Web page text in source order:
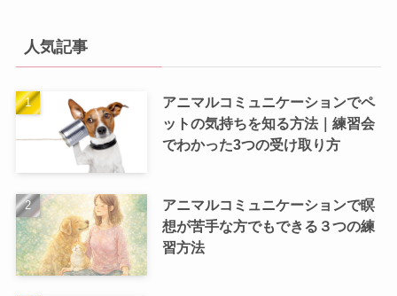
人気記事
アニマルコミュニケーションでペ
ットの気持ちを知る方法｜練習会
でわかった3つの受け取り方
アニマルコミュニケーションで瞑
想が苦手な方でもできる３つの練
習方法